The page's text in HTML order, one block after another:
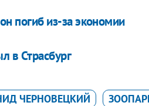
погиб из-за экономии
в Страсбург
ЧЕРНОВЕЦКИЙ